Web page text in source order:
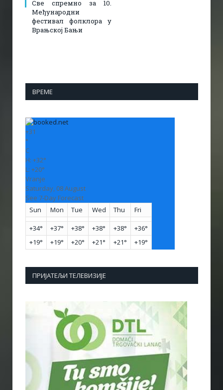
Све спремно за 10.
Међународни
фестивал фолклора у
Врањској Бањи
ВРЕМЕ
+31
°
C
H: +32°
L: +20°
Vranje
Saturday, 08 August
See 7-Day Forecast
Sun
Mon Tue Wed Thu Fri
+34° +37° +38° +38° +38° +36°
+19° +19° +20° +21° +21° +19°
ПРИЈАТЕЉИ ТЕЛЕВИЗИЈЕ